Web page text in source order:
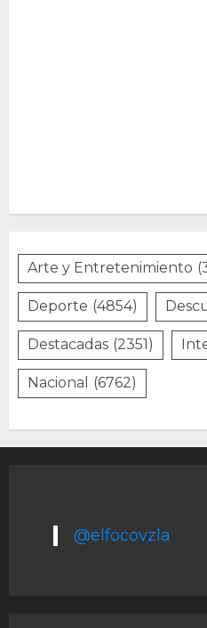
Arte y Entretenimiento
Deporte (4854)
Destacadas (2351)
Nacional (6762)
@elfocovzla